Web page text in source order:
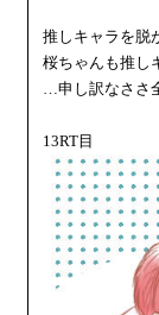
推しキャラを脱
桜ちゃんも推し
…申し訳なささ
13RT目